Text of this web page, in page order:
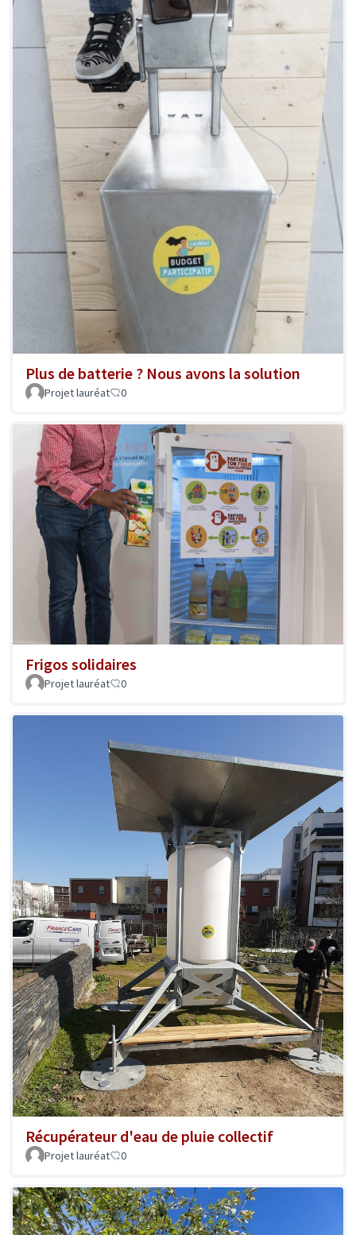
Plus de batterie ? Nous avons la solution
Projet lauréat 0
Frigos solidaires
Projet lauréat 0
Récupérateur d'eau de pluie collectif
Projet lauréat 0